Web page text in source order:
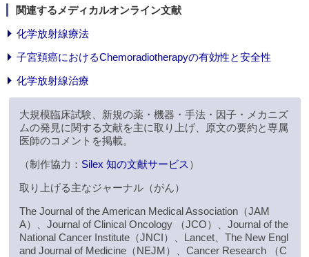
関連するメディカルオンライン文献
化学放射線療法
子宮頚癌におけるChemoradiotherapyの有効性と安全性
化学放射線治療
大規模臨床試験、新規の薬・機器・手法・因子・メカニズ
ムの発見に関する文献を主に取り上げ、原文の要約と専属
医師のコメントを掲載。
（制作協力： Silex 知の文献サービス ）
取り上げる主なジャーナル（がん）
The Journal of the American Medical Association（JAM
A）、Journal of Clinical Oncology （JCO）、Journal of the
National Cancer Institute（JNCI）、Lancet、The New Engl
and Journal of Medicine（NEJM）、Cancer Research （C